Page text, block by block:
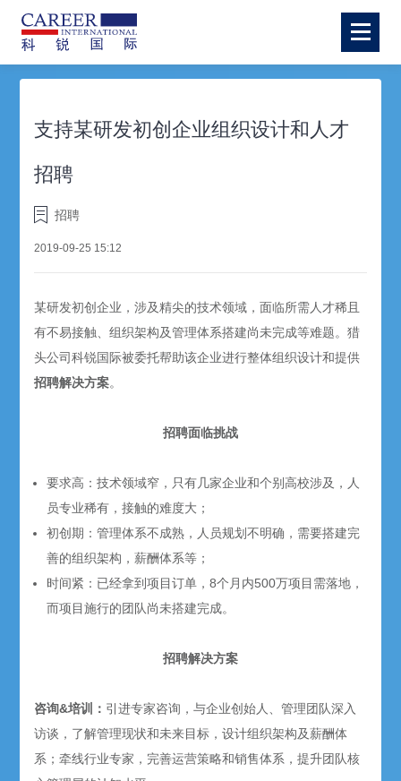
支持某研发初创企业组织设计和人才
招聘
招聘
2019-09-25 15:12
某研发初创企业，涉及精尖的技术领域，面临所需人才稀且
有不易接触、组织架构及管理体系搭建尚未完成等难题。猎
头公司科锐国际被委托帮助该企业进行整体组织设计和提供
招聘解决方案。
招聘面临挑战
要求高：技术领域窄，只有几家企业和个别高校涉及，人
员专业稀有，接触的难度大；
初创期：管理体系不成熟，人员规划不明确，需要搭建完
善的组织架构，薪酬体系等；
时间紧：已经拿到项目订单，8个月内500万项目需落地，
而项目施行的团队尚未搭建完成。
招聘解决方案
咨询&培训： 引进专家咨询，与企业创始人、管理团队深入
访谈，了解管理现状和未来目标，设计组织架构及薪酬体
系；牵线行业专家，完善运营策略和销售体系，提升团队核